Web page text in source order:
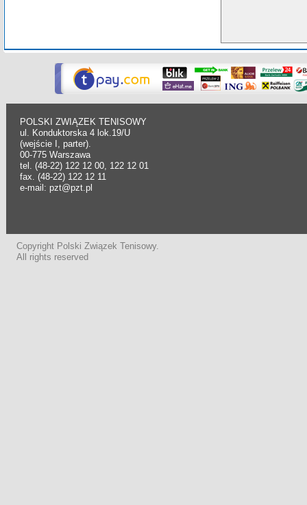
POLSKI ZWIĄZEK TENISOWY
ul. Konduktorska 4 lok.19/U
(wejście I, parter).
00-775 Warszawa
tel. (48-22) 122 12 00, 122 12 01
fax. (48-22) 122 12 11
e-mail: pzt@pzt.pl
Copyright Polski Związek Tenisowy.
All rights reserved